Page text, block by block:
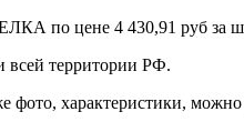
по цене 4 430,91 руб за
всей территории РФ.
фото, характеристики,